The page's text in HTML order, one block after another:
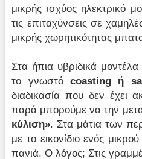
μικρής ισχύος ηλεκτρικό
τις επιταχύνσεις σε
μικρής χωρητικότητας
Στα ήπια υβριδικά
το γνωστόcoasting ή
διαδικασία που δεν έχει
παρά μπορούμε να την
κύλιση». Στα μάτια των
με το εικονίδιο ενός
πανιά. Ο λόγος; Στις